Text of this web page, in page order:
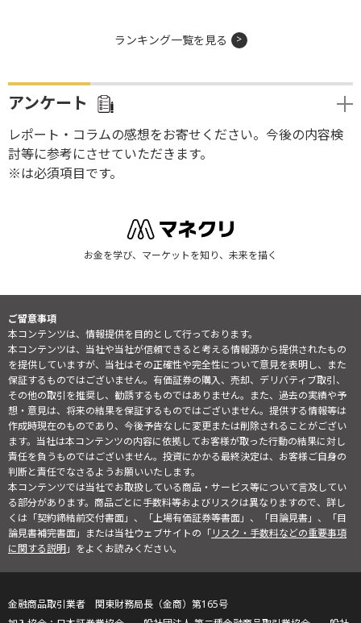
ランキング一覧を見る
アンケート
レポート・コラムの感想をお寄せください。今後の内容検
討等に参考にさせていただきます。
※は必須項目です。
お金を学び、マーケットを知り、未来を描く
ご留意事項
本コンテンツは、情報提供を目的として行っております。
本コンテンツは、当社や当社が信頼できると考える情報源から提供されたもの
を提供していますが、当社はその正確性や完全性について意見を表明し、また
保証するものではございません。有価証券の購入、売却、デリバティブ取引、
その他の取引を推奨し、勧誘するものではありません。また、過去の実績や予
想・意見は、将来の結果を保証するものではございません。提供する情報等は
作成時現在のものであり、今後予告なしに変更または削除されることがござい
ます。当社は本コンテンツの内容に依拠してお客様が取った行動の結果に対し
責任を負うものではございません。投資にかかる最終決定は、お客様ご自身の
判断と責任でなさるようお願いいたします。
本コンテンツでは当社でお取扱している商品・サービス等について言及してい
る部分があります。商品ごとに手数料等およびリスクは異なりますので、詳し
くは「契約締結前交付書面」、「上場有価証券等書面」、「目論見書」、「目
論見書補完書面」または当社ウェブサイトの「リスク・手数料などの重要事項
に関する説明」をよくお読みください。
金融商品取引業者 関東財務局長（金商）第165号